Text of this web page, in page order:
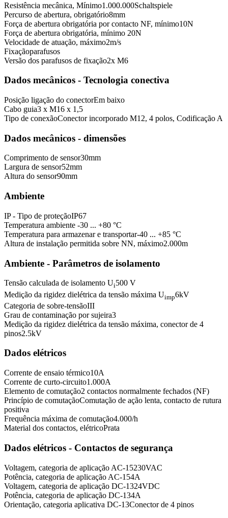
Resistência mecânica, Mínimo1.000.000Schaltspiele
Percurso de abertura, obrigatório8mm
Força de abertura obrigatória por contacto NF, mínimo10N
Força de abertura obrigatória, mínimo 20N
Velocidade de atuação, máximo2m/s
Fixaçãoparafusos
Versão dos parafusos de fixação2x M6
Dados mecânicos - Tecnologia conectiva
Posição ligação do conectorEm baixo
Cabo guia3 x M16 x 1,5
Tipo de conexãoConector incorporado M12, 4 polos, Codificação A
Dados mecânicos - dimensões
Comprimento de sensor30mm
Largura de sensor52mm
Altura do sensor90mm
Ambiente
IP - Tipo de proteçãoIP67
Temperatura ambiente -30 ... +80 °C
Temperatura para armazenar e transportar-40 ... +85 °C
Altura de instalação permitida sobre NN, máximo2.000m
Ambiente - Parâmetros de isolamento
Tensão calculada de isolamento Ui500 V
Medição da rigidez dielétrica da tensão máxima Uimp6kV
Categoria de sobre-tensãoIII
Grau de contaminação por sujeira3
Medição da rigidez dielétrica da tensão máxima, conector de 4
pinos2.5kV
Dados elétricos
Corrente de ensaio térmico10A
Corrente de curto-circuito1.000A
Elemento de comutação2 contactos normalmente fechados (NF)
Princípio de comutaçãoComutação de ação lenta, contacto de rutura
positiva
Frequência máxima de comutação4.000/h
Material dos contactos, elétricoPrata
Dados elétricos - Contactos de segurança
Voltagem, categoria de aplicação AC-15230VAC
Potência, categoria de aplicação AC-154A
Voltagem, categoria de aplicação DC-1324VDC
Potência, categoria de aplicação DC-134A
Orientação, categoria aplicativa DC-13Conector de 4 pinos